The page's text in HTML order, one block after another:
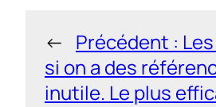
← Précédent :
si on a des
inutile. Le plus